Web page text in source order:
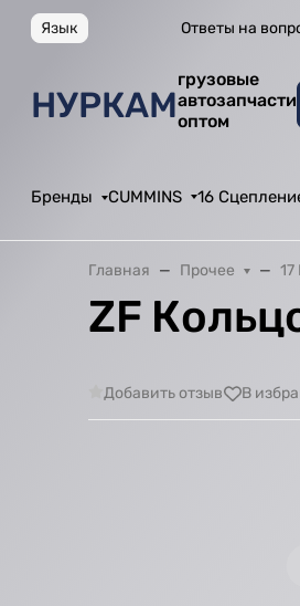
Язык Ответы на
НУРКАМ
грузовые
автозапчасти
оптом
Бренды CUMMINS 16
Главная Прочее
ZF
Добавить отзыв В